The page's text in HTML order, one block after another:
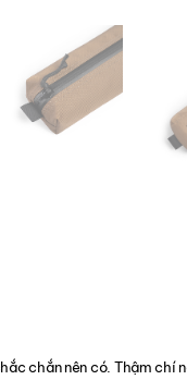
chắn nên có. Thậm chí